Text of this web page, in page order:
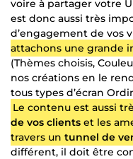
voire à partager votre
est donc aussi très
d’engagement de vos
attachons une grande
(Thèmes choisis,
nos créations en le
tous types d’écran
Le contenu est aussi
de vos clients et les
travers un tunnel de
différent, il doit être